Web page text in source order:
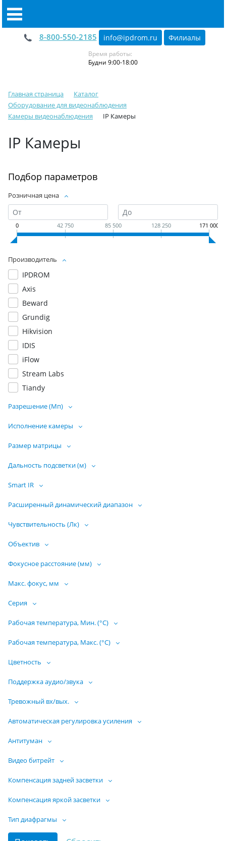
8-800-550-2185 info@ipdrom.ru Филиалы
Время работы:
Будни 9:00-18:00
Главная страница
Каталог
Оборудование для видеонаблюдения
Камеры видеонаблюдения
IP Камеры
IP Камеры
Подбор параметров
Розничная цена
0 42 750 85 500 128 250 171 000
Производитель
IPDROM
Axis
Beward
Grundig
Hikvision
IDIS
iFlow
Stream Labs
Tiandy
Разрешение (Мп)
Исполнение камеры
Размер матрицы
Дальность подсветки (м)
Smart IR
Расширенный динамический диапазон
Чувствительность (Лк)
Объектив
Фокусное расстояние (мм)
Макс. фокус, мм
Серия
Рабочая температура, Мин. (°C)
Рабочая температура, Макс. (°C)
Цветность
Поддержка аудио/звука
Тревожный вх/вых.
Автоматическая регулировка усиления
Антитуман
Видео битрейт
Компенсация задней засветки
Компенсация яркой засветки
Тип диафрагмы